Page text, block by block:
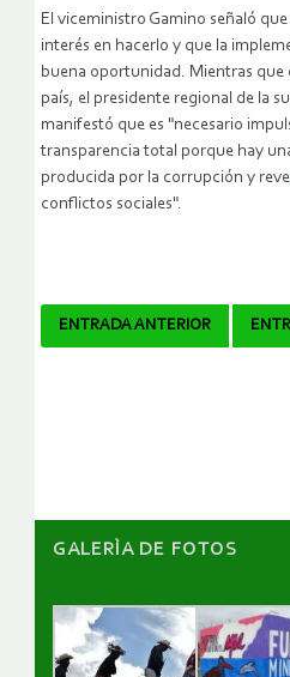
El viceministro Gamino señaló
interés en hacerlo y que la
buena oportunidad. Mientras que
país, el presidente regional de la
manifestó que es "necesario
transparencia total porque hay
producida por la corrupción y
conflictos sociales".
Navegador
ENTRADA ANTERIOR
GALERÌA DE FOTOS